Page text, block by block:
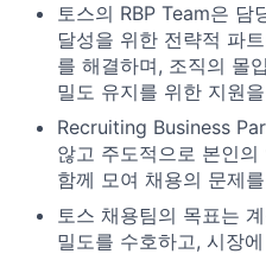
토스의 RBP Team은 담
달성을 위한 전략적 파
를 해결하며, 조직의 몰
밀도 유지를 위한 지원
Recruiting Business
않고 주도적으로 본인
함께 모여 채용의 문제
토스 채용팀의 목표는
밀도를 수호하고, 시장